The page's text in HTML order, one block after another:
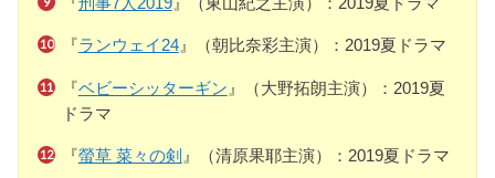
『ランウェイ24』（朝比奈彩主演）：2019夏ドラマ
『ベビーシッターギン 』（大野拓朗主演）：2019夏
ドラマ
『螢草 菜々の剣 』（清原果耶主演）：2019夏ドラマ